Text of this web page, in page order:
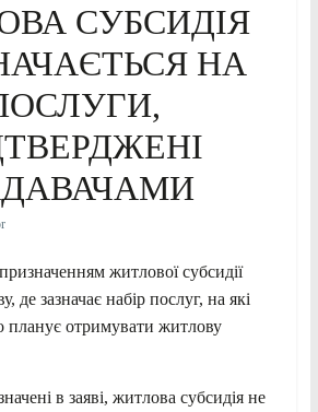
СУБСИДІЯ
НА
житлової субсидії
де зазначає набір послуг, на які
планує отримувати житлову
в заяві, житлова субсидія не